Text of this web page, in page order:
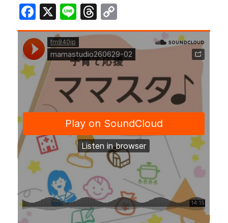
F
a
c
e
b
o
o
X Li
n
e
T
h
r
e
a
d
s
o
p
y
Li
n
k